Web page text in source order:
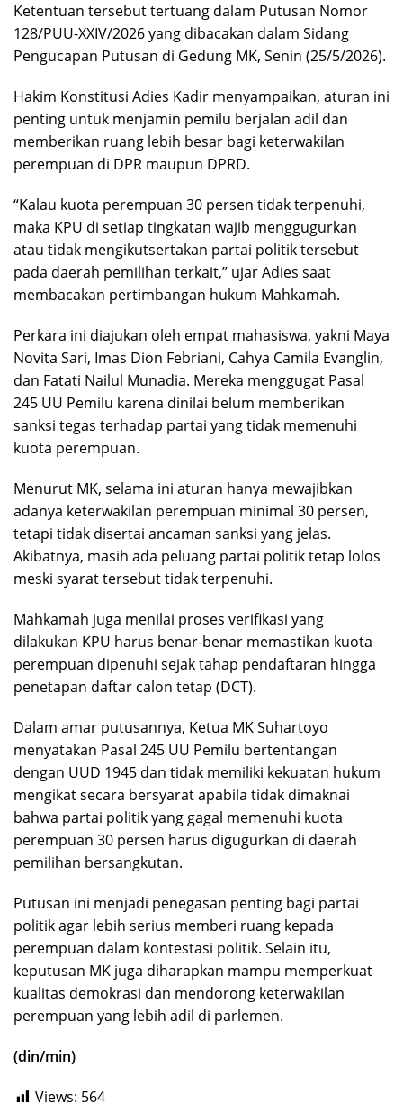
Ketentuan tersebut tertuang dalam Putusan Nomor
128/PUU-XXIV/2026 yang dibacakan dalam Sidang
Pengucapan Putusan di Gedung MK, Senin (25/5/2026).
Hakim Konstitusi Adies Kadir menyampaikan, aturan ini
penting untuk menjamin pemilu berjalan adil dan
memberikan ruang lebih besar bagi keterwakilan
perempuan di DPR maupun DPRD.
“Kalau kuota perempuan 30 persen tidak terpenuhi,
maka KPU di setiap tingkatan wajib menggugurkan
atau tidak mengikutsertakan partai politik tersebut
pada daerah pemilihan terkait,” ujar Adies saat
membacakan pertimbangan hukum Mahkamah.
Perkara ini diajukan oleh empat mahasiswa, yakni Maya
Novita Sari, Imas Dion Febriani, Cahya Camila Evanglin,
dan Fatati Nailul Munadia. Mereka menggugat Pasal
245 UU Pemilu karena dinilai belum memberikan
sanksi tegas terhadap partai yang tidak memenuhi
kuota perempuan.
Menurut MK, selama ini aturan hanya mewajibkan
adanya keterwakilan perempuan minimal 30 persen,
tetapi tidak disertai ancaman sanksi yang jelas.
Akibatnya, masih ada peluang partai politik tetap lolos
meski syarat tersebut tidak terpenuhi.
Mahkamah juga menilai proses verifikasi yang
dilakukan KPU harus benar-benar memastikan kuota
perempuan dipenuhi sejak tahap pendaftaran hingga
penetapan daftar calon tetap (DCT).
Dalam amar putusannya, Ketua MK Suhartoyo
menyatakan Pasal 245 UU Pemilu bertentangan
dengan UUD 1945 dan tidak memiliki kekuatan hukum
mengikat secara bersyarat apabila tidak dimaknai
bahwa partai politik yang gagal memenuhi kuota
perempuan 30 persen harus digugurkan di daerah
pemilihan bersangkutan.
Putusan ini menjadi penegasan penting bagi partai
politik agar lebih serius memberi ruang kepada
perempuan dalam kontestasi politik. Selain itu,
keputusan MK juga diharapkan mampu memperkuat
kualitas demokrasi dan mendorong keterwakilan
perempuan yang lebih adil di parlemen.
(din/min)
Views: 564